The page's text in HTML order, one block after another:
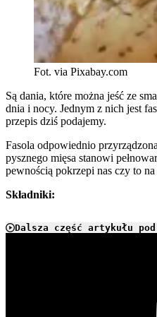
Fot. via Pixabay.com
Są dania, które można jeść ze
dnia i nocy. Jednym z nich jest
przepis dziś podajemy.
Fasola odpowiednio
pysznego mięsa stanowi
pewnością pokrzepi nas czy to
Składniki:
Dalsza część artykułu